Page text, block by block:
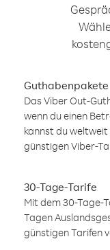
Guthabenpakete
Das Viber Out-
wenn du einen
kannst du
günstigen Viber-
30-Tage-Tarife
Mit dem 30-Tage-
Tagen
günstigen Tarifen